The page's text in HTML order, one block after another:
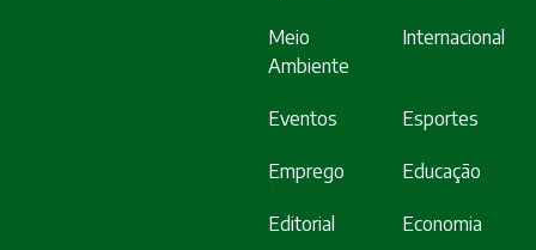
Meio
Ambiente
Internacional
Eventos Esportes
Emprego Educação
Editorial Economia